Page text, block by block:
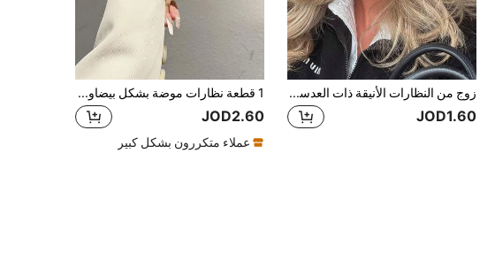
زوج من النظارات الأنيقة ذات العدسات الملونة بتصميم رجعي بيضاوي للنساء، مناسبة للأنشطة الخارجية والزينة اليومية للملابس
JOD1.60
1 قطعة نظارات موضة بشكل بيضاوي مزينة بالراين ستون للنساء 2026 جديدة متعددة الألوان نظارات خارجية كاجوال زخرفية إكسسوار موضة أنيق للسيدات
JOD2.60
عملاء متكررون بشكل كبير